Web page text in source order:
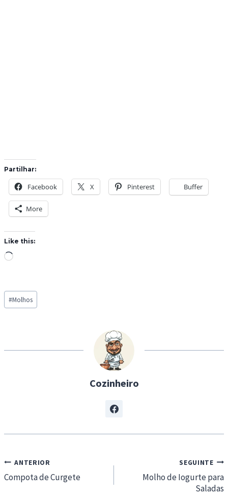
Partilhar:
Facebook X Pinterest Buffer
More
Like this:
L
d
i
…
Post
Tags:
#Molhos
Cozinheiro
Navegação
de
ANTERIOR
Compota de Curgete
SEGUINTE
Molho de Iogurte para
Saladas